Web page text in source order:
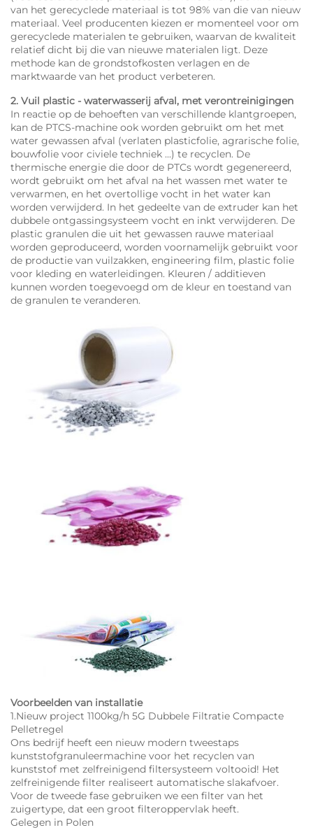
van het gerecyclede materiaal is tot 98% van die van nieuw
materiaal. Veel producenten kiezen er momenteel voor om
gerecyclede materialen te gebruiken, waarvan de kwaliteit
relatief dicht bij die van nieuwe materialen ligt. Deze
methode kan de grondstofkosten verlagen en de
marktwaarde van het product verbeteren.
2. Vuil plastic - waterwasserij afval, met verontreinigingen
In reactie op de behoeften van verschillende klantgroepen,
kan de PTCS-machine ook worden gebruikt om het met
water gewassen afval (verlaten plasticfolie, agrarische folie,
bouwfolie voor civiele techniek ...) te recyclen. De
thermische energie die door de PTCs wordt gegenereerd,
wordt gebruikt om het afval na het wassen met water te
verwarmen, en het overtollige vocht in het water kan
worden verwijderd. In het gedeelte van de extruder kan het
dubbele ontgassingsysteem vocht en inkt verwijderen. De
plastic granulen die uit het gewassen rauwe materiaal
worden geproduceerd, worden voornamelijk gebruikt voor
de productie van vuilzakken, engineering film, plastic folie
voor kleding en waterleidingen. Kleuren / additieven
kunnen worden toegevoegd om de kleur en toestand van
de granulen te veranderen.
Voorbeelden van installatie
1.Nieuw project 1100kg/h 5G Dubbele Filtratie Compacte
Pelletregel
Ons bedrijf heeft een nieuw modern tweestaps
kunststofgranuleermachine voor het recyclen van
kunststof met zelfreinigend filtersysteem voltooid! Het
zelfreinigende filter realiseert automatische slakafvoer.
Voor de tweede fase gebruiken we een filter van het
zuigertype, dat een groot filteroppervlak heeft.
Gelegen in Polen